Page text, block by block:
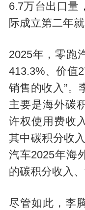
6.7万台出口量
际成立第二年就
2025年，零跑
413.3%、价值
销售的收入”。
主要是海外碳
许权使用费收
其中碳积分收
汽车2025年海
的碳积分收入
尽管如此，李